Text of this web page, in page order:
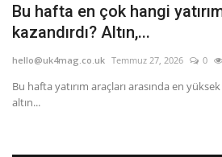
Bu hafta en çok hangi
kazandırdı? Altın,...
hello@uk4mag.co.uk Temmuz 27, 2026 0
Bu hafta yatırım araçları arasında en
altın...